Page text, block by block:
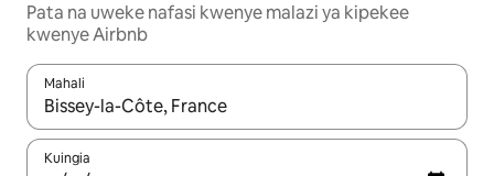
Pata na uweke nafasi kwenye malazi ya kipekee
kwenye Airbnb
Mahali
Wakati matokeo yanapatikana, vinjari kwa kutumia vitufe vya
Kuingia